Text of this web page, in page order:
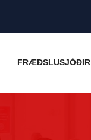
FRÆÐSLUSJÓÐIR